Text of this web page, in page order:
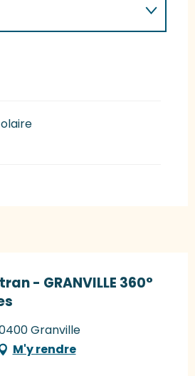
- GRANVILLE 360°
Granville
M'y rendre